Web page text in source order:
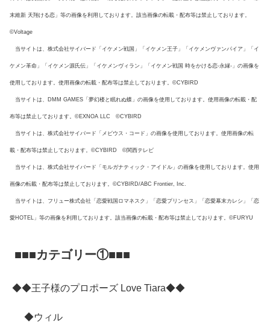
末維新 天翔ける恋」等の画像を利用しております。該当画像の転載・配布等は禁止しております。
©Voltage
当サイトは、株式会社サイバード「イケメン戦国」「イケメン王子」「イケメンヴァンパイア」「イ
ケメン革命」「イケメン源氏伝」「イケメンヴィラン」「イケメン戦国 時をかける恋-永縁-」の画像を
使用しております。使用画像の転載・配布等は禁止しております。©CYBIRD
当サイトは、DMM GAMES「夢幻楼と眠れぬ蝶」の画像を使用しております。使用画像の転載・配
布等は禁止しております。©EXNOA LLC ©CYBIRD
当サイトは、株式会社サイバード「メビウス・コード」の画像を使用しております。使用画像の転
載・配布等は禁止しております。©CYBIRD ©関西テレビ
当サイトは、株式会社サイバード「モルガナティック・アイドル」の画像を使用しております。使用
画像の転載・配布等は禁止しております。©CYBIRD/ABC Frontier, Inc.
当サイトは、フリュー株式会社「恋愛戦国ロマネスク」「恋愛プリンセス」「恋愛幕末カレシ」「恋
愛HOTEL」等の画像を利用しております。該当画像の転載・配布等は禁止しております。©FURYU
■■■カテゴリー①■■■
◆◆王子様のプロポーズ Love Tiara◆◆
◆ウィル